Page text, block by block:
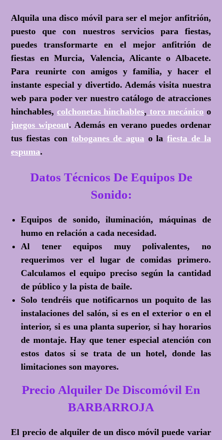
Alquila una disco móvil para ser el mejor anfitrión,
puesto que con nuestros servicios para fiestas,
puedes transformarte en el mejor anfitrión de
fiestas en Murcia, Valencia, Alicante o Albacete.
Para reunirte con amigos y familia, y hacer el
instante especial y divertido. Además visita nuestra
web para poder ver nuestro catálogo de atracciones
hinchables, colchonetas hinchables, toro mecánico o
juegos wipeout. Además en verano puedes ordenar
tus fiestas con toboganes de agua o lafiesta de la
espuma.
Datos Técnicos De Equipos De
Sonido:
Equipos de sonido, iluminación, máquinas de
humo en relación a cada necesidad.
Al tener equipos muy polivalentes, no
requerimos ver el lugar de comidas primero.
Calculamos el equipo preciso según la cantidad
de público y la pista de baile.
Solo tendréis que notificarnos un poquito de las
instalaciones del salón, si es en el exterior o en el
interior, si es una planta superior, si hay horarios
de montaje. Hay que tener especial atención con
estos datos si se trata de un hotel, donde las
limitaciones son mayores.
Precio Alquiler De Discomóvil En
BARBARROJA
El precio de alquiler de un disco móvil puede variar